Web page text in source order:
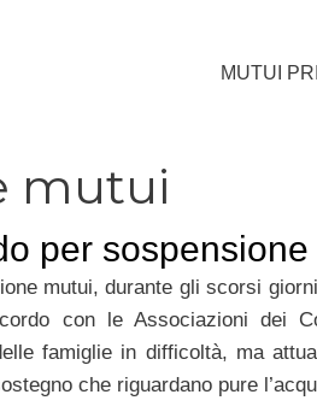
MUTUI
mutui
per sospensione
mutui, durante gli scorsi
con le Associazioni dei
famiglie in difficoltà, ma
che riguardano pure